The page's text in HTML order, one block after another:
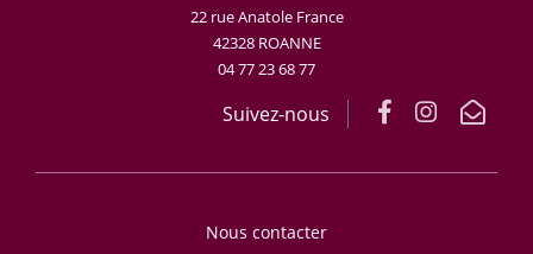
22 rue Anatole France
42328 ROANNE
04 77 23 68 77
Suivez-nous
Nous contacter